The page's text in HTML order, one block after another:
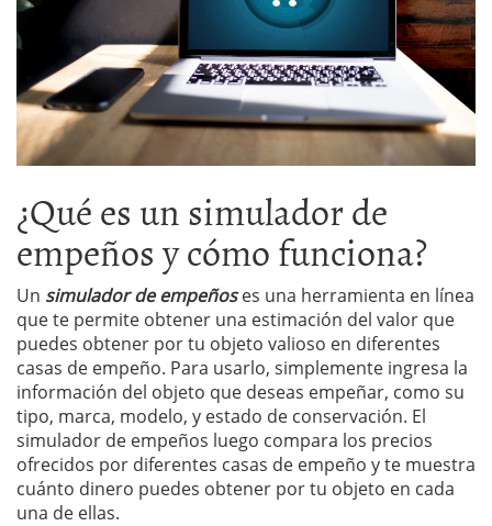
¿Qué es un simulador de
empeños y cómo funciona?
Un simulador de empeñoses una herramienta en línea
que te permite obtener una estimación del valor que
puedes obtener por tu objeto valioso en diferentes
casas de empeño. Para usarlo, simplemente ingresa la
información del objeto que deseas empeñar, como su
tipo, marca, modelo, y estado de conservación. El
simulador de empeños luego compara los precios
ofrecidos por diferentes casas de empeño y te muestra
cuánto dinero puedes obtener por tu objeto en cada
una de ellas.